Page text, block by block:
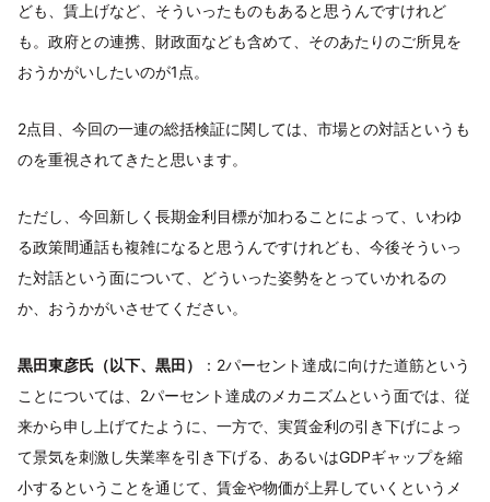
ども、賃上げなど、そういったものもあると思うんですけれど
も。政府との連携、財政面なども含めて、そのあたりのご所見を
おうかがいしたいのが1点。
2点目、今回の一連の総括検証に関しては、市場との対話というも
のを重視されてきたと思います。
ただし、今回新しく長期金利目標が加わることによって、いわゆ
る政策間通話も複雑になると思うんですけれども、今後そういっ
た対話という面について、どういった姿勢をとっていかれるの
か、おうかがいさせてください。
黒田東彦氏（以下、黒田）
：2パーセント達成に向けた道筋という
ことについては、2パーセント達成のメカニズムという面では、従
来から申し上げてたように、一方で、実質金利の引き下げによっ
て景気を刺激し失業率を引き下げる、あるいはGDPギャップを縮
小するということを通じて、賃金や物価が上昇していくというメ